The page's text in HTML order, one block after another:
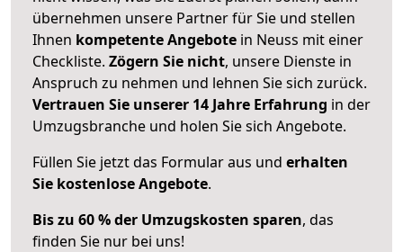
übernehmen unsere Partner für Sie und stellen
Ihnen kompetente Angebote in Neuss mit einer
Checkliste. Zögern Sie nicht, unsere Dienste in
Anspruch zu nehmen und lehnen Sie sich zurück.
Vertrauen Sie unserer 14 Jahre Erfahrung in der
Umzugsbranche und holen Sie sich Angebote.
Füllen Sie jetzt das Formular aus und erhalten
Sie kostenlose Angebote.
Bis zu 60 % der Umzugskosten sparen, das
finden Sie nur bei uns!